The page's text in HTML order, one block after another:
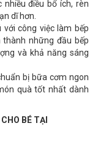
điều bổ ích, rèn
dĩ hơn.
công việc làm bếp
những đầu bếp
và khả năng sáng
bị bữa cơm ngon
quà tốt nhất dành
BÉ TẠI